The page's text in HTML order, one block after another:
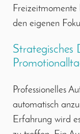
den eigenen
Strategisches
Professionelles
automatisch
Erfahrung wird